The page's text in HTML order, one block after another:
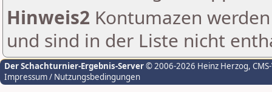
Hinweis2 Kontumazen
und sind in der Liste nicht
Der Schachturnier-Ergebnis-Server© 2006-2026 Heinz Herzog,
Impressum / Nutzungsbedingungen